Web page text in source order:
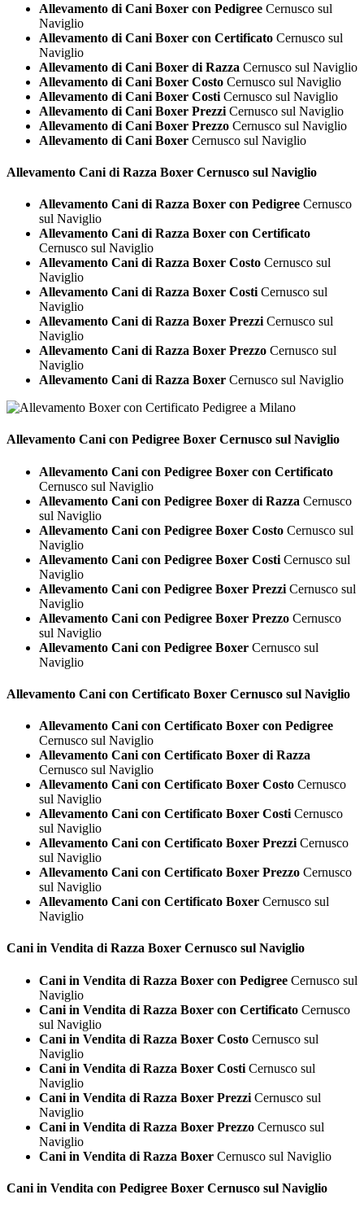
Allevamento di Cani Boxer con Pedigree Cernusco sul
Naviglio
Allevamento di Cani Boxer con Certificato Cernusco sul
Naviglio
Allevamento di Cani Boxer di Razza Cernusco sul Naviglio
Allevamento di Cani Boxer Costo Cernusco sul Naviglio
Allevamento di Cani Boxer Costi Cernusco sul Naviglio
Allevamento di Cani Boxer Prezzi Cernusco sul Naviglio
Allevamento di Cani Boxer Prezzo Cernusco sul Naviglio
Allevamento di Cani Boxer Cernusco sul Naviglio
Allevamento Cani di Razza Boxer Cernusco sul Naviglio
Allevamento Cani di Razza Boxer con Pedigree Cernusco
sul Naviglio
Allevamento Cani di Razza Boxer con Certificato
Cernusco sul Naviglio
Allevamento Cani di Razza Boxer Costo Cernusco sul
Naviglio
Allevamento Cani di Razza Boxer Costi Cernusco sul
Naviglio
Allevamento Cani di Razza Boxer Prezzi Cernusco sul
Naviglio
Allevamento Cani di Razza Boxer Prezzo Cernusco sul
Naviglio
Allevamento Cani di Razza Boxer Cernusco sul Naviglio
Allevamento Cani con Pedigree Boxer Cernusco sul Naviglio
Allevamento Cani con Pedigree Boxer con Certificato
Cernusco sul Naviglio
Allevamento Cani con Pedigree Boxer di Razza Cernusco
sul Naviglio
Allevamento Cani con Pedigree Boxer Costo Cernusco sul
Naviglio
Allevamento Cani con Pedigree Boxer Costi Cernusco sul
Naviglio
Allevamento Cani con Pedigree Boxer Prezzi Cernusco sul
Naviglio
Allevamento Cani con Pedigree Boxer Prezzo Cernusco
sul Naviglio
Allevamento Cani con Pedigree Boxer Cernusco sul
Naviglio
Allevamento Cani con Certificato Boxer Cernusco sul Naviglio
Allevamento Cani con Certificato Boxer con Pedigree
Cernusco sul Naviglio
Allevamento Cani con Certificato Boxer di Razza
Cernusco sul Naviglio
Allevamento Cani con Certificato Boxer Costo Cernusco
sul Naviglio
Allevamento Cani con Certificato Boxer Costi Cernusco
sul Naviglio
Allevamento Cani con Certificato Boxer Prezzi Cernusco
sul Naviglio
Allevamento Cani con Certificato Boxer Prezzo Cernusco
sul Naviglio
Allevamento Cani con Certificato Boxer Cernusco sul
Naviglio
Cani in Vendita di Razza Boxer Cernusco sul Naviglio
Cani in Vendita di Razza Boxer con Pedigree Cernusco sul
Naviglio
Cani in Vendita di Razza Boxer con Certificato Cernusco
sul Naviglio
Cani in Vendita di Razza Boxer Costo Cernusco sul
Naviglio
Cani in Vendita di Razza Boxer Costi Cernusco sul
Naviglio
Cani in Vendita di Razza Boxer Prezzi Cernusco sul
Naviglio
Cani in Vendita di Razza Boxer Prezzo Cernusco sul
Naviglio
Cani in Vendita di Razza Boxer Cernusco sul Naviglio
Cani in Vendita con Pedigree Boxer Cernusco sul Naviglio